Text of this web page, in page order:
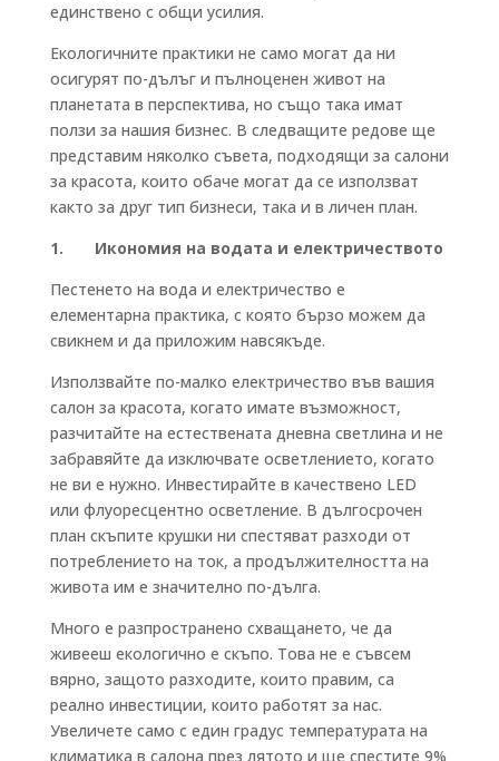
единствено с общи усилия.
Екологичните практики не само могат да ни
осигурят по-дълъг и пълноценен живот на
планетата в перспектива, но също така имат
ползи за нашия бизнес. В следващите редове ще
представим няколко съвета, подходящи за салони
за красота, които обаче могат да се използват
както за друг тип бизнеси, така и в личен план.
1. Икономия на водата и електричеството
Пестенето на вода и електричество е
елементарна практика, с която бързо можем да
свикнем и да приложим навсякъде.
Използвайте по-малко електричество във вашия
салон за красота, когато имате възможност,
разчитайте на естествената дневна светлина и не
забравяйте да изключвате осветлението, когато
не ви е нужно. Инвестирайте в качествено LED
или флуоресцентно осветление. В дългосрочен
план скъпите крушки ни спестяват разходи от
потреблението на ток, а продължителността на
живота им е значително по-дълга.
Много е разпространено схващането, че да
живееш екологично е скъпо. Това не е съвсем
вярно, защото разходите, които правим, са
реално инвестиции, които работят за нас.
Увеличете само с един градус температурата на
климатика в салона през лятото и ще спестите 9%